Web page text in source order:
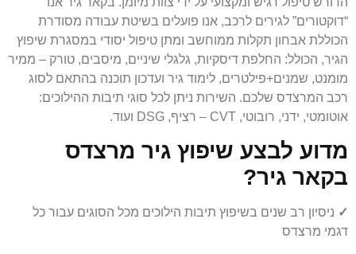
“דוקטורים” לגירים לרכב, אנו פועלים בשיטת עבודה מסודרת
הכוללת אבחון תקלות ממוחשב ומתן טיפול יסודי במסגרת שיפוץ
הגיר, הכולל: החלפת דיסקיות, גלגלי שיניים, מיסבים, טורק – ממיר
מומנט, שמנים+פילטרים, לימוד גיר ועדכון תוכנה בהתאם לסוג
רכב המרצדס שלכם. השירות ניתן לכל סוגי תיבות ההילוכים:
אוטומטי, ידני, רובוטי, CVT – רציף, DSG ועוד.
מדוע לבצע שיפוץ גיר מרצדס
בקאר גיר?
✓ ניסיון רב שנים בשיפוץ תיבות הילוכים מכל הסוגים עבור כל
דגמי מרצדס